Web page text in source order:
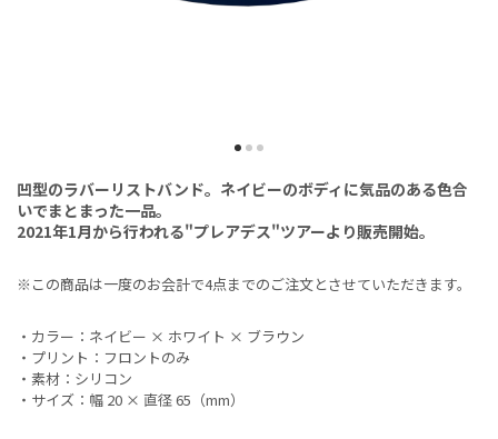
凹型のラバーリストバンド。ネイビーのボディに気品のある色合
いでまとまった一品。
2021年1月から行われる"プレアデス"ツアーより販売開始。
※この商品は一度のお会計で4点までのご注文とさせていただきます。
・カラー：ネイビー × ホワイト × ブラウン
・プリント：フロントのみ
・素材：シリコン
・サイズ：幅 20 × 直径 65（mm）